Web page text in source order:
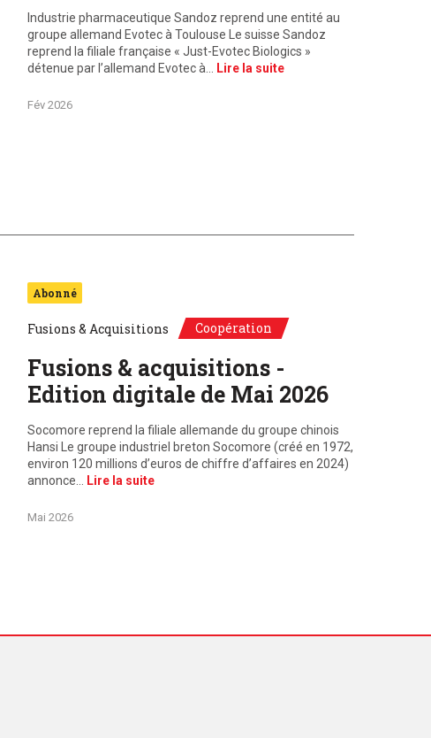
Industrie pharmaceutique Sandoz reprend une entité au
groupe allemand Evotec à Toulouse Le suisse Sandoz
reprend la filiale française « Just-Evotec Biologics »
détenue par l’allemand Evotec à…
Lire la suite
Fév 2026
Abonné
Fusions & Acquisitions Coopération
Fusions & acquisitions -
Edition digitale de Mai 2026
Socomore reprend la filiale allemande du groupe chinois
Hansi Le groupe industriel breton Socomore (créé en 1972,
environ 120 millions d’euros de chiffre d’affaires en 2024)
annonce…
Lire la suite
Mai 2026